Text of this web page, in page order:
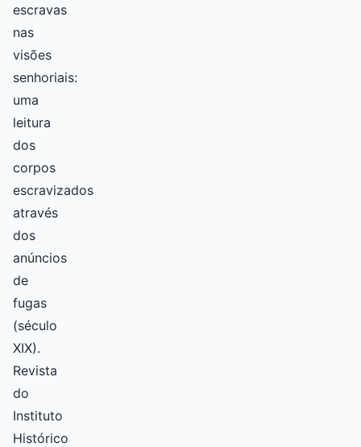
escravas
nas
visões
senhoriais:
uma
leitura
dos
corpos
escravizados
através
dos
anúncios
de
fugas
(século
XIX).
Revista
do
Instituto
Histórico